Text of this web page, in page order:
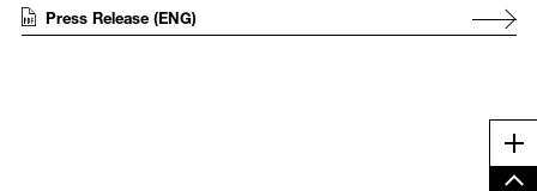
이론적으론 완전한 검정이 나와야 하지만, 실제로는 그렇지 않고, 적용
다. 첫 번째로 제작된 ‘BK(블랙) 회화’ 0번을 제외한 모든 작품은 물감
회사별로 제작됐고, 11가지 크기의 동그라미를 반복하는 순서도 제각각
이다. (비고: 1번은 브레라, 2번은 골든, 3번은 슈민케, 4번은 페베오, 5
Press Release (ENG)